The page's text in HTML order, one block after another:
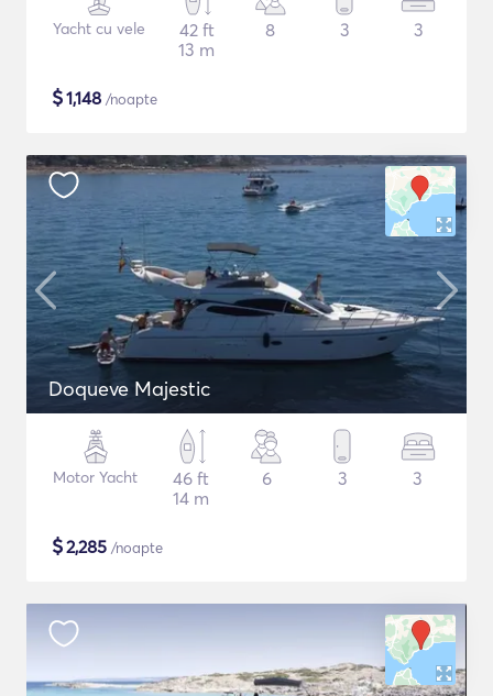
Yacht cu vele
42 ft
13 m
8 3 3
$1,148 /noapte
Doqueve Majestic
Motor Yacht
46 ft
14 m
6 3 3
$2,285 /noapte